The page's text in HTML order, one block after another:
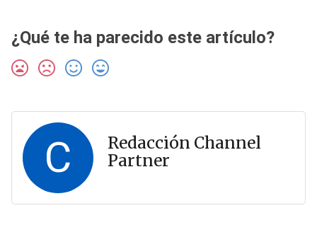
¿Qué te ha parecido este artículo?
C
Redacción Channel
Partner